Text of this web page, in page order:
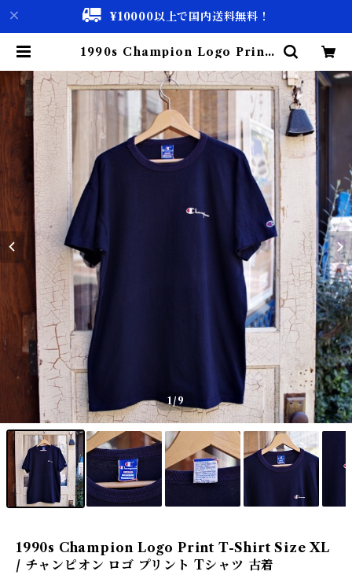
¥10000以上で国内送料無料！
1990s Champion Logo Print
ロゴ プリント Tシャツ 古着 | 古着
屋 仙台 biscco【古着 & Vintage
通販】
1/9
1990s Champion Logo Print T-Shirt Size XL
/ チャンピオン ロゴ プリント Tシャツ 古着